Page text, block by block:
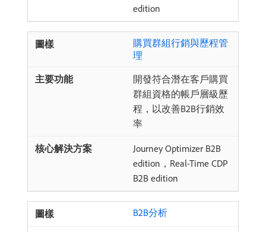
edition
購買群組行銷與歷程管
理
開發符合潛在客戶購買
群組資格的帳戶層級歷
程，以改善B2B行銷效
率
Journey Optimizer B2B
edition，Real-Time CDP
B2B edition
B2B分析